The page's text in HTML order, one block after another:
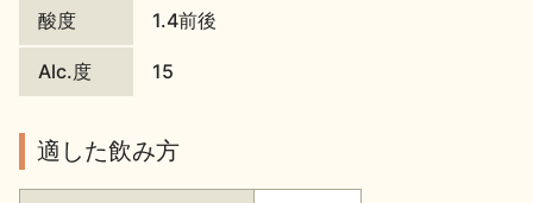
地酒・イベント情報
酸度 1.4前後
Alc.度 15
適した飲み方